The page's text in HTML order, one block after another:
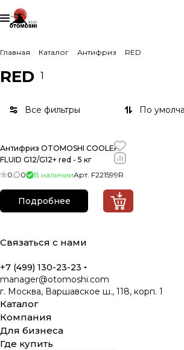
Главная Каталог Антифриз RED
RED 1
Все фильтры По
Антифриз OTOMOSHI COOLER
FLUID G12/G12+ red - 5 кг
0
0 В наличииАрт. F221599R
Подробнее
Связаться с нами
+7 (499) 130-23-23
manager@otomoshi.com
г. Москва, Варшавское ш., 118, корп. 1
Каталог
Компания
Для бизнеса
Где купить